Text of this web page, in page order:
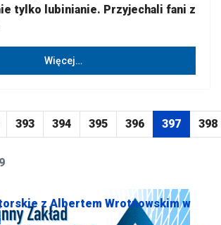
tylko lubinianie. Przyjechali fani z
Więcej…
393 394 395 396 397 398
z Albertem Wrotnowskim w